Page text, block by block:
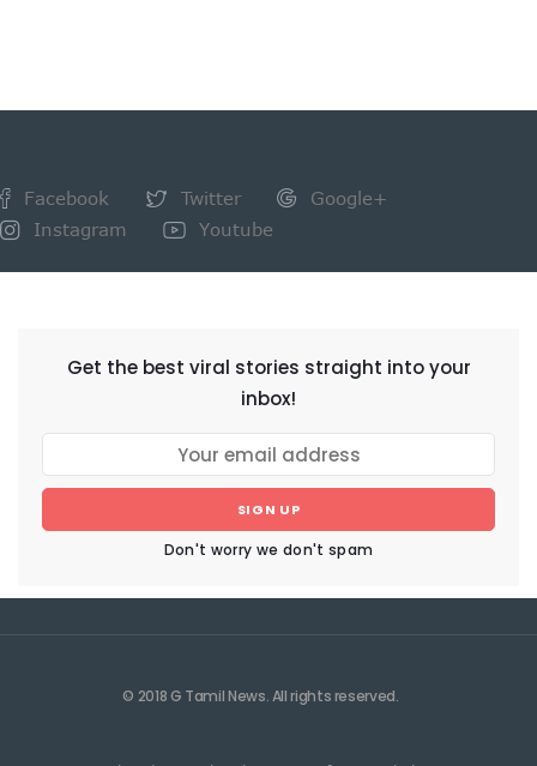
Facebook Twitter
Google+
Instagram
Youtube
Get the best viral stories straight into your
inbox!
SIGN UP
Don't worry we don't spam
© 2018 G Tamil News. All rights reserved.